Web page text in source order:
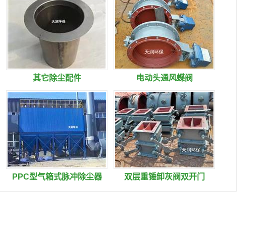
其它除尘配件 电动头通风蝶阀
PPC型气箱式脉冲除尘器 双层重锤卸灰阀双开门